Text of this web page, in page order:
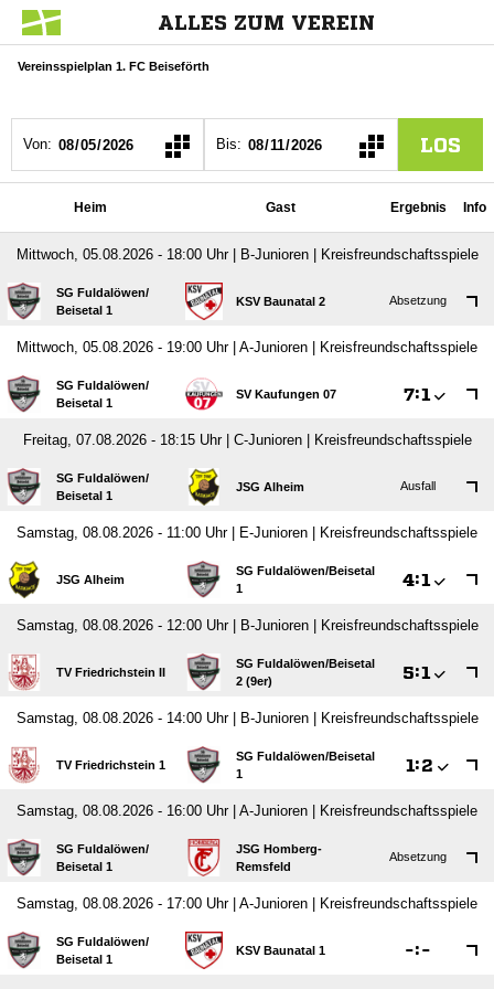
ALLES ZUM VEREIN
Vereinsspielplan 1. FC Beiseförth
Von: Bis: LOS
Heim Gast Ergebnis Info
Mittwoch, 05.08.2026 - 18:00 Uhr | B-Junioren | Kreisfreundschaftsspiele
SG Fuldalöwen/​
Beisetal 1
KSV Baunatal 2 Absetzung
Mittwoch, 05.08.2026 - 19:00 Uhr | A-Junioren | Kreisfreundschaftsspiele
SG Fuldalöwen/​
Beisetal 1
SV Kaufungen 07 :
Freitag, 07.08.2026 - 18:15 Uhr | C-Junioren | Kreisfreundschaftsspiele
SG Fuldalöwen/​
Beisetal 1
JSG Alheim Ausfall
Samstag, 08.08.2026 - 11:00 Uhr | E-Junioren | Kreisfreundschaftsspiele
JSG Alheim
SG Fuldalöwen/​Beisetal
1
:
Samstag, 08.08.2026 - 12:00 Uhr | B-Junioren | Kreisfreundschaftsspiele
TV Friedrichstein II
SG Fuldalöwen/​Beisetal
2 (9er)
:
Samstag, 08.08.2026 - 14:00 Uhr | B-Junioren | Kreisfreundschaftsspiele
TV Friedrichstein 1
SG Fuldalöwen/​Beisetal
1
:
Samstag, 08.08.2026 - 16:00 Uhr | A-Junioren | Kreisfreundschaftsspiele
SG Fuldalöwen/​
Beisetal 1
JSG Homberg-
Remsfeld
Absetzung
Samstag, 08.08.2026 - 17:00 Uhr | A-Junioren | Kreisfreundschaftsspiele
SG Fuldalöwen/​
Beisetal 1
KSV Baunatal 1 :